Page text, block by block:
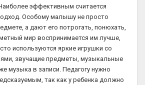
эффективным считается
Особому малышу не просто
а дают его потрогать, понюхать,
мир воспринимается им лучше,
используются яркие игрушки со
звучащие предметы, музыкальные
музыка в записи. Педагогу нужно
так как у ребенка должно